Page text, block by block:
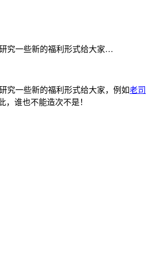
究一些新的福利形式给大家…
究一些新的福利形式给大家，例如老司
谁也不能造次不是！